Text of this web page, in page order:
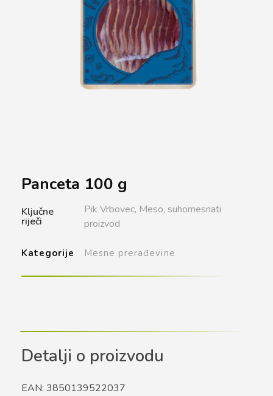
Panceta 100 g
Ključne
riječi
Pik Vrbovec, Meso, suhomesnati
proizvod
Kategorije Mesne prerađevine
Detalji o proizvodu
EAN: 3850139522037